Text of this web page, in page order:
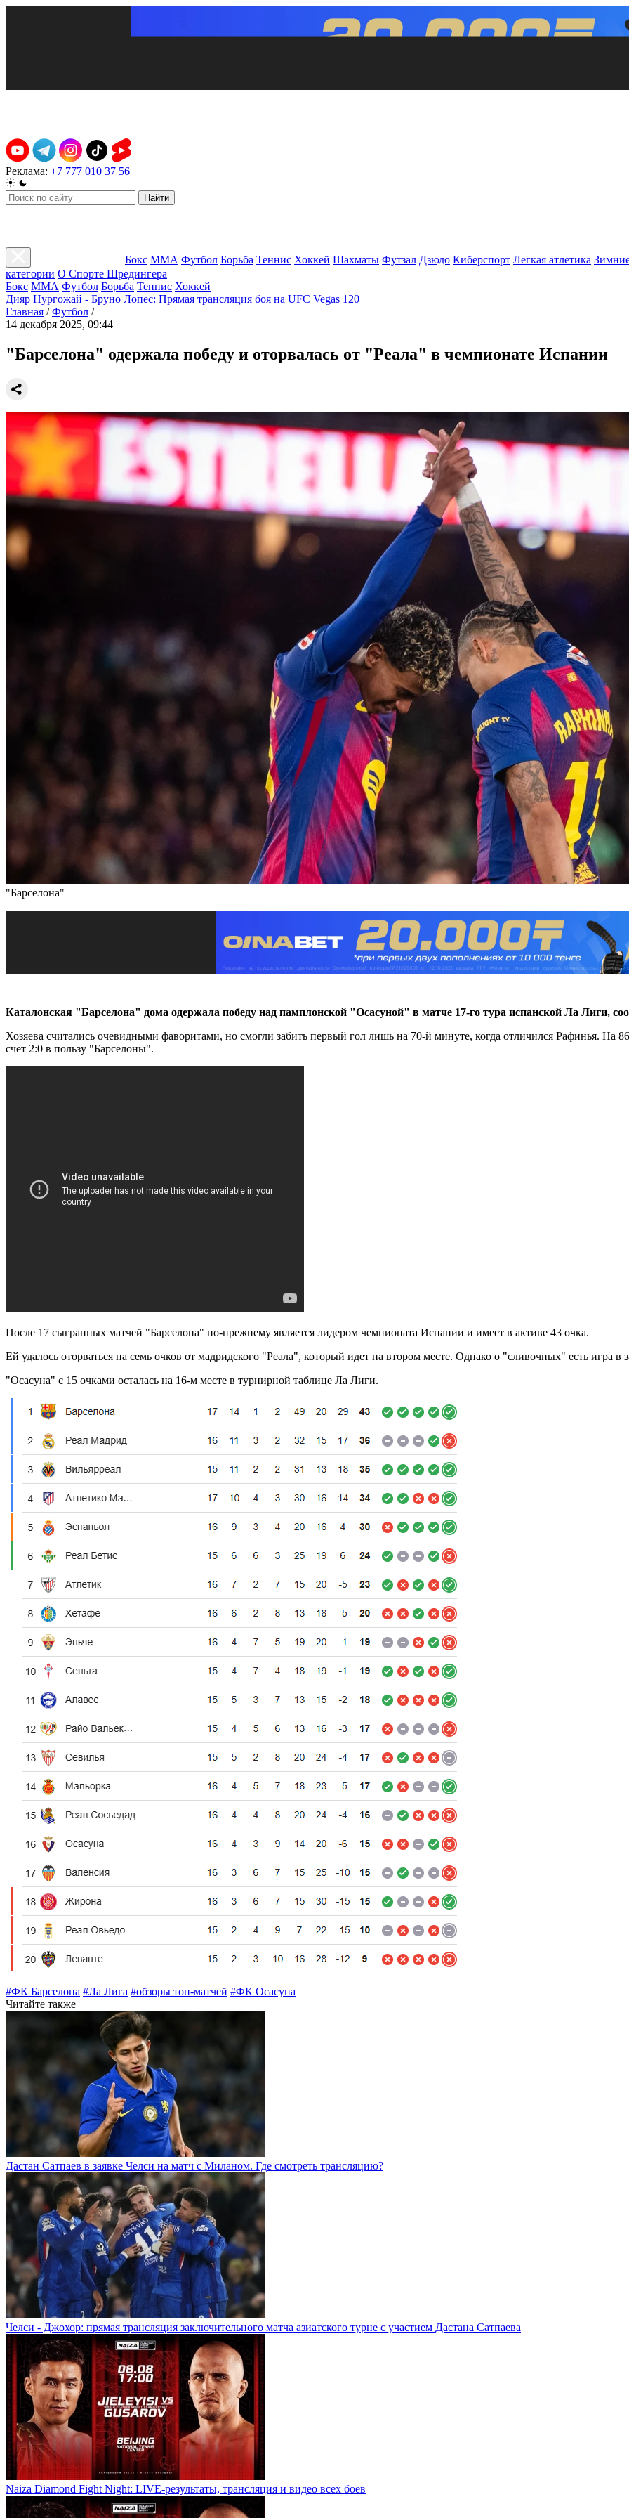
Реклама: +7 777 010 37 56
Найти
Бокс ММА Футбол Борьба Теннис Хоккей Шахматы Футзал Дзюдо Киберспорт Легкая атлетика
категории О Спорте Шредингера
Бокс ММА Футбол Борьба Теннис Хоккей
Дияр Нургожай - Бруно Лопес: Прямая трансляция боя на UFC Vegas 120
Главная / Футбол /
14 декабря 2025, 09:44
"Барселона" одержала победу и оторвалась от "Реала" в чемпионате Испании
"Барселона"
Каталонская "Барселона" дома одержала победу над памплонской "Осасуной" в матче 17-го тура испанской Ла Лиги,
Хозяева считались очевидными фаворитами, но смогли забить первый гол лишь на 70-й минуте, когда отличился Рафинья. На
счет 2:0 в пользу "Барселоны".
После 17 сыгранных матчей "Барселона" по-прежнему является лидером чемпионата Испании и имеет в активе 43 очка.
Ей удалось оторваться на семь очков от мадридского "Реала", который идет на втором месте. Однако о "сливочных" есть игра в
"Осасуна" с 15 очками осталась на 16-м месте в турнирной таблице Ла Лиги.
#ФК Барселона #Ла Лига #обзоры топ-матчей #ФК Осасуна
Читайте также
Дастан Сатпаев в заявке Челси на матч с Миланом. Где смотреть трансляцию?
Челси - Джохор: прямая трансляция заключительного матча азиатского турне с участием Дастана Сатпаева
Naiza Diamond Fight Night: LIVE-результаты, трансляция и видео всех боев